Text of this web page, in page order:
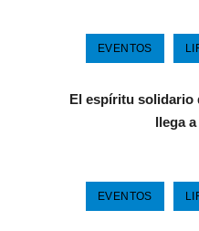
EVENTOS
El espíritu solidario
llega
EVENTOS